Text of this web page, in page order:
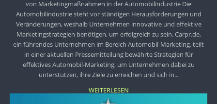
von Marketingmaßnahmen in der Automobilindustrie Die
Automobilindustrie steht vor ständigen Herausforderungen und
Veränderungen, weshalb Unternehmen innovative und effektive
Marketingstrategien benötigen, um erfolgreich zu sein. Carpr.de,
ein führendes Unternehmen im Bereich Automobil-Marketing, teilt
in einer aktuellen Pressemitteilung bewährte Strategien für
effektives Automobil-Marketing, um Unternehmen dabei zu
unterstützen, ihre Ziele zu erreichen und sich in...
WEITERLESEN